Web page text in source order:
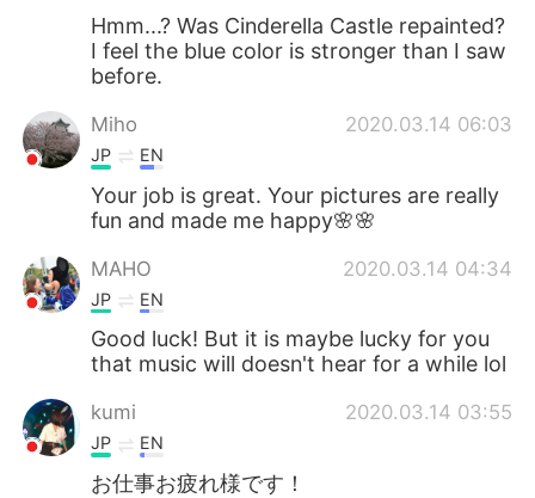
Hmm...? Was Cinderella Castle repainted?
I feel the blue color is stronger than I saw
before.
Miho 2020.03.14 06:03
JP EN
Your job is great. Your pictures are really
fun and made me happy🌸🌸
MAHO 2020.03.14 04:34
JP EN
Good luck! But it is maybe lucky for you
that music will doesn't hear for a while lol
kumi 2020.03.14 03:55
JP EN
お仕事お疲れ様です！